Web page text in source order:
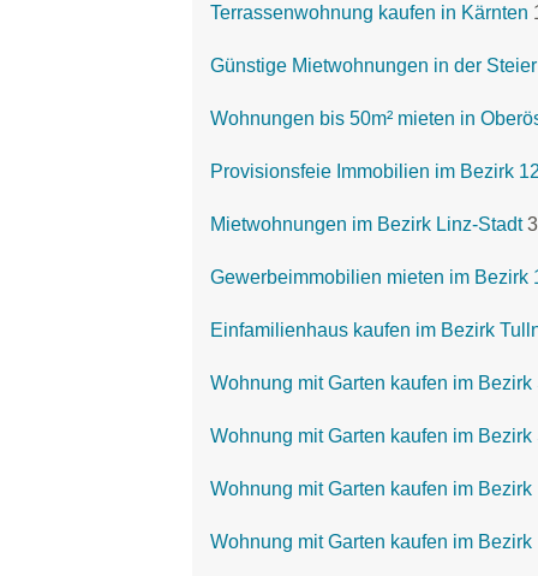
Terrassenwohnung kaufen in Kärnten
Günstige Mietwohnungen in der
Wohnungen bis 50m² mieten in
Provisionsfeie Immobilien im Bezirk
Mietwohnungen im Bezirk Linz-Stadt
Gewerbeimmobilien mieten im Bezirk
Einfamilienhaus kaufen im Bezirk
Wohnung mit Garten kaufen im
Wohnung mit Garten kaufen im
Wohnung mit Garten kaufen im
Wohnung mit Garten kaufen im